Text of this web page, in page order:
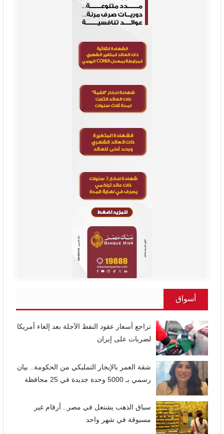
أسواق
تراجع أسعار عقود النفط الآجلة بعد إلغاء أمريكا
لضربات على إيران
شقة العمر بالإيجار التمليكي من الحكومة.. بيان
رسمي بـ 5000 وحدة جديدة في 25 محافظة
سباق الذهب يشتعل في مصر.. أرقام غير
مسبوقة في شهر واحد